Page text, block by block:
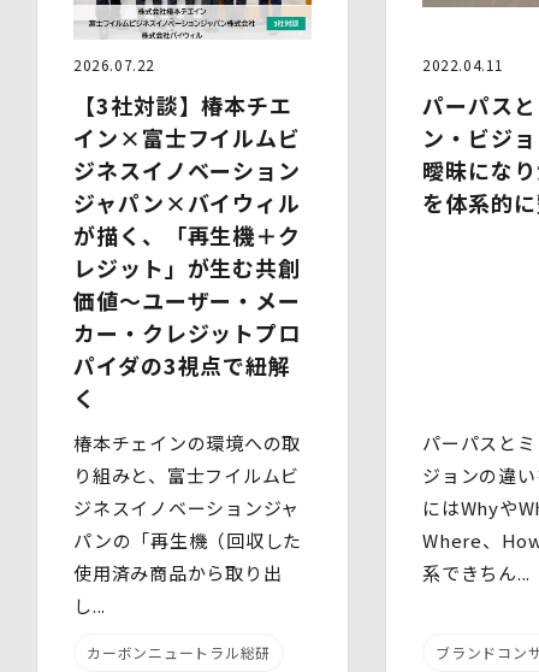
委託先には必要かつ適切な監督を行います。
6.安全管理措置
従って、個人データ（個人情報保護法第16条第３項により
定義された「個人データ」をいい、以下同様とします。）
を適切に取り扱い、正確かつ最新のものとするよう適切な
処置を講じます。
また、個人データの漏えい、滅失又は毀損の防止その他の
個人データの保護のため、個人データを適切かつ安全に管
理します。
当社は、個人情報を適切に取り扱うため、以下の安全管理
措置を実施します。
(1)組織的安全管理措置
・ 個人データの取扱いに関する責任者を定め、報告連絡
体制や取扱方法を管理しています。
実施しています。
(2)人的安全管理措置
員に定期的な研修を実施しています。
・ 個人データについての秘密保持に関する事項を就業規
則に規定しています。
・個人データを取扱う区域において、従業員の入退室管理
い者による個人データの閲覧を防止する措置を講じていま
2026.07.22
【3社対談】椿本チエ
イン×富士フイルムビ
ジネスイノベーション
ジャパン×バイウィル
が描く、「再生機＋ク
レジット」が生む共創
価値～ユーザー・メー
カー・クレジットプロ
パイダの3視点で紐解
く
椿本チェインの環境への取
り組みと、富士フイルムビ
ジネスイノベーションジャ
パンの「再生機（回収した
使用済み商品から取り出
し...
カーボンニュートラル総研
2022.04.11
パーパス
ン・ビジ
曖昧にな
を体系的
パーパスと
ジョンの違
にはWhyや
Where、
系できちん...
ブランドコン